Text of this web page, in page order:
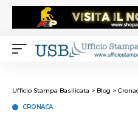
Ufficio Stampa Basilicata > Blog >
CRONACA